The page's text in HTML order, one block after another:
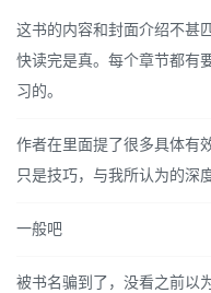
这书的内容和封面介绍不甚
快读完是真。每个章节都有
习的。
作者在里面提了很多具体有
只是技巧，与我所认为的深
一般吧
被书名骗到了，没看之前以